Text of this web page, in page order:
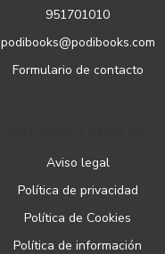
951701010
podibooks@podibooks.com
Formulario de contacto
Aviso legal
Política de privacidad
Política de Cookies
Política de información